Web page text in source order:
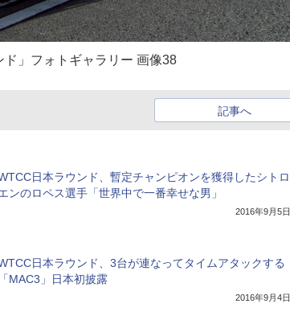
ド」フォトギャラリー 画像38
記事へ
日本ラウンド、暫定チャンピオンを獲得したシトロ
ンのロペス選手「世界中で一番幸せな男」
2016年9月5日
日本ラウンド、3台が連なってタイムアタックする
「MAC3」日本初披露
2016年9月4日